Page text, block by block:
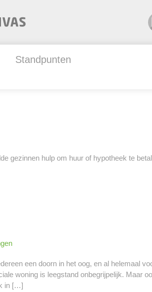
Standpunten
gezinnen hulp om huur of hypotheek te
een doorn in het oog, en al helemaal
woning is leegstand onbegrijpelijk. Maar
in […]